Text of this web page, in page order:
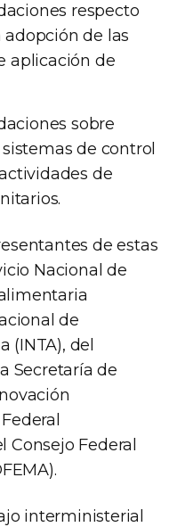
respecto
de las
aplicación de
sobre
de control
de
de estas
Nacional de
de
(INTA), del
Secretaría de
Consejo Federal
interministerial